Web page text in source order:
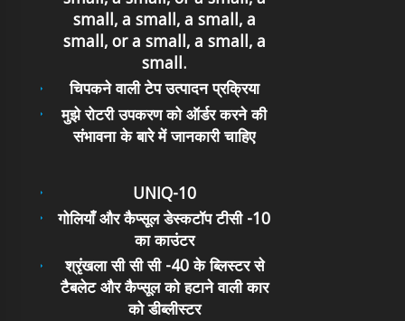
small, a small, a small, a
small, or a small, a small, a
small.
चिपकने वाली टेप उत्पादन प्रक्रिया
मुझे रोटरी उपकरण को ऑर्डर करने की
संभावना के बारे में जानकारी चाहिए
UNIQ-10
गोलियाँ और कैप्सूल डेस्कटॉप टीसी -10
का काउंटर
श्रृंखला सी सी सी -40 के ब्लिस्टर से
टैबलेट और कैप्सूल को हटाने वाली कार
को डीब्लीस्टर